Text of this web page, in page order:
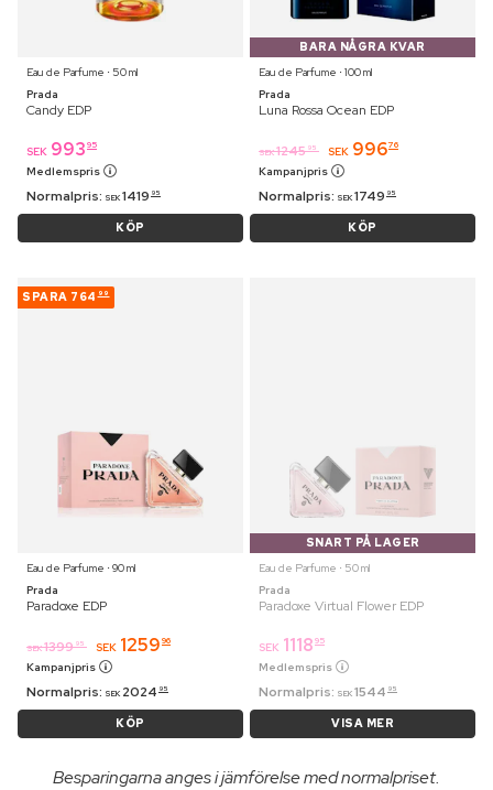
Eau de Parfume ⋅ 50 ml
Prada
Candy EDP
SEK 993 95
Medlemspris
Normalpris: SEK 1419 95
KÖP
BARA NÅGRA KVAR
Eau de Parfume ⋅ 100 ml
Prada
Luna Rossa Ocean EDP
SEK 1245 95 SEK 99676
Kampanjpris
Normalpris: SEK 1749 95
KÖP
SPARA 764 99
Eau de Parfume ⋅ 90 ml
Prada
Paradoxe EDP
SEK 1399 95 SEK 1259 96
Kampanjpris
Normalpris: SEK 2024 95
KÖP
SNART PÅ LAGER
Eau de Parfume ⋅ 50 ml
Prada
Paradoxe Virtual Flower EDP
SEK 1118 95
Medlemspris
Normalpris: SEK 1544 95
VISA MER
Besparingarna anges i jämförelse med normalpriset.